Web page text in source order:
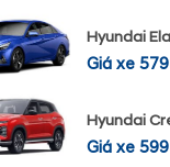
Hyundai
Giá xe
Hyundai
Giá xe